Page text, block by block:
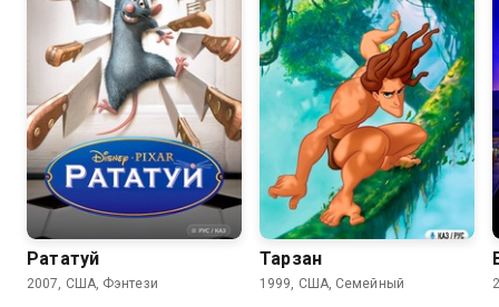
8.1
Рататуй
2007, США, Фэнтези
7.7
Тарзан
1999, США, Семейный